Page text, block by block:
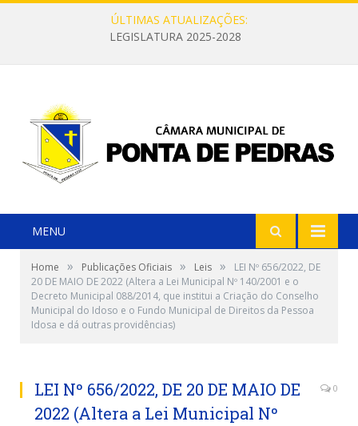
ÚLTIMAS ATUALIZAÇÕES:
LEGISLATURA 2025-2028
MENU
Home » Publicações Oficiais » Leis »
LEI Nº 656/2022, DE
20 DE MAIO DE 2022 (Altera a Lei Municipal Nº 140/2001 e o
Decreto Municipal 088/2014, que institui a Criação do Conselho
Municipal do Idoso e o Fundo Municipal de Direitos da Pessoa
Idosa e dá outras providências)
LEI Nº 656/2022, DE 20 DE MAIO DE
2022 (Altera a Lei Municipal Nº
0